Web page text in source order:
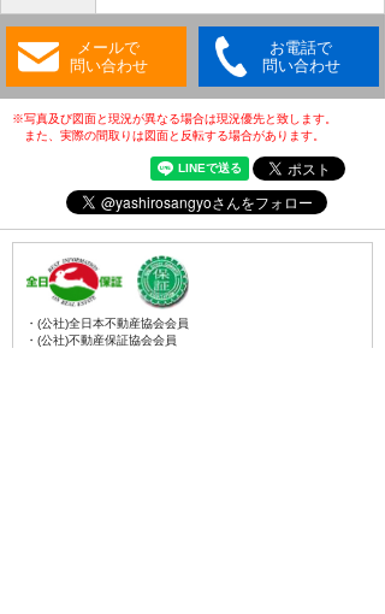
メールで
問い合わせ
お電話で
問い合わせ
※写真及び図面と現況が異なる場合は現況優先と致します。
また、実際の間取りは図面と反転する場合があります。
・(公社)全日本不動産協会会員
・(公社)不動産保証協会会員